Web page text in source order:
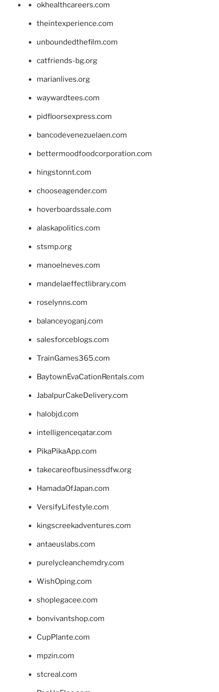
okhealthcareers.com
theintexperience.com
unboundedthefilm.com
catfriends-bg.org
marianlives.org
waywardtees.com
pidfloorsexpress.com
bancodevenezuelaen.com
bettermoodfoodcorporation.com
hingstonnt.com
chooseagender.com
hoverboardssale.com
alaskapolitics.com
stsmp.org
manoelneves.com
mandelaeffectlibrary.com
roselynns.com
balanceyoganj.com
salesforceblogs.com
TrainGames365.com
BaytownEvaCationRentals.com
JabalpurCakeDelivery.com
halobjd.com
intelligenceqatar.com
PikaPikaApp.com
takecareofbusinessdfw.org
HamadaOfJapan.com
VersifyLifestyle.com
kingscreekadventures.com
antaeuslabs.com
purelycleanchemdry.com
WishOping.com
shoplegacee.com
bonvivantshop.com
CupPlante.com
mpzin.com
stcreal.com